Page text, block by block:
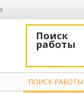
Поиск
работы
ПОИСК РАБОТЫ